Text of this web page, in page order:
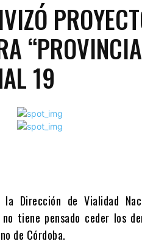
19
Dirección de Vialidad
tiene pensado ceder los
de Córdoba.